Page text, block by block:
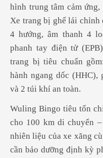
hình trung tâm cảm
Xe trang bị ghế lái chỉnh
4 hướng, âm thanh 4
phanh tay điện tử
trang bị tiêu chuẩn
hành ngang dốc
và 2 túi khí an toàn.
Wuling Bingo tiêu tốn
cho 100 km di chuyển
nhiên liệu của xe xăng
cần bảo dưỡng định kỳ